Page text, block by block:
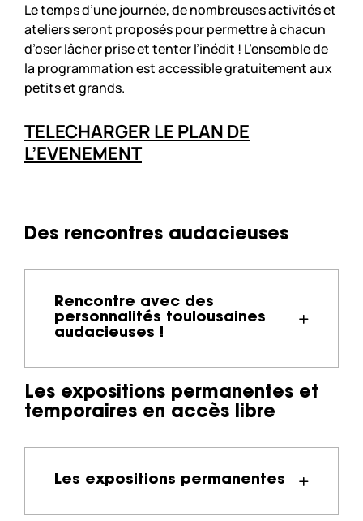
Le temps d’une journée, de nombreuses activités et
ateliers seront proposés pour permettre à chacun
d’oser lâcher prise et tenter l’inédit ! L’ensemble de
la programmation est accessible gratuitement aux
petits et grands.
TELECHARGER LE PLAN DE
L’EVENEMENT
Des rencontres audacieuses
Rencontre avec des
personnalités toulousaines
audacieuses !
Dans le Café des Pionniers, bistro des
années 20 reconstitué au cœur de L’Envol
dans tous les domaines (industrie, sport,
Les expositions permanentes et
temporaires en accès libre
Les expositions permanentes